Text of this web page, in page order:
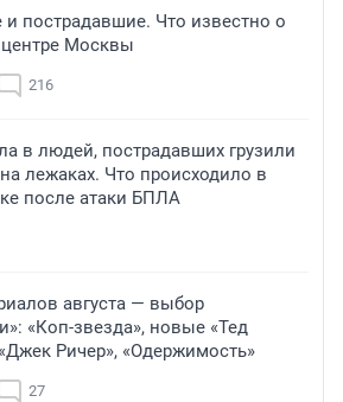
пострадавшие. Что известно о
Москвы
216
в людей, пострадавших грузили
лежаках. Что происходило в
после атаки БПЛА
августа — выбор
«Коп-звезда», новые «Тед
Ричер», «Одержимость»
27